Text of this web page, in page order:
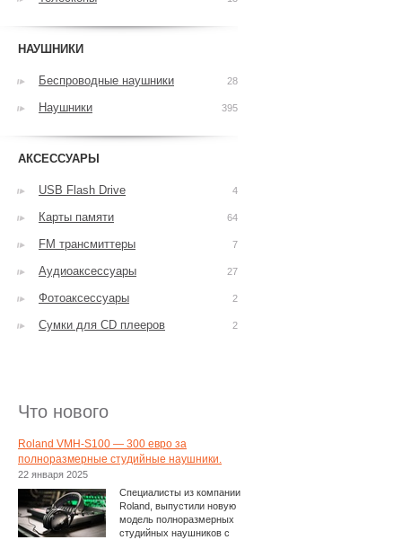
НАУШНИКИ
Беспроводные наушники 28
Наушники 395
АКСЕССУАРЫ
USB Flash Drive 4
Карты памяти 64
FM трансмиттеры 7
Аудиоаксессуары 27
Фотоаксессуары 2
Сумки для CD плееров 2
Что нового
Roland VMH-S100 — 300 евро за
полноразмерные студийные наушники.
22 января 2025
Специалисты из компании
Roland, выпустили новую
модель полноразмерных
студийных наушников с